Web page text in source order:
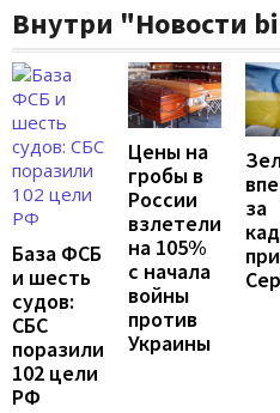
Внутри "Новости
База ФСБ
и шесть
судов:
СБС
поразили
102 цели
РФ
Цены на
гробы в
России
взлетели
на 105%
с начала
войны
против
Украины
за